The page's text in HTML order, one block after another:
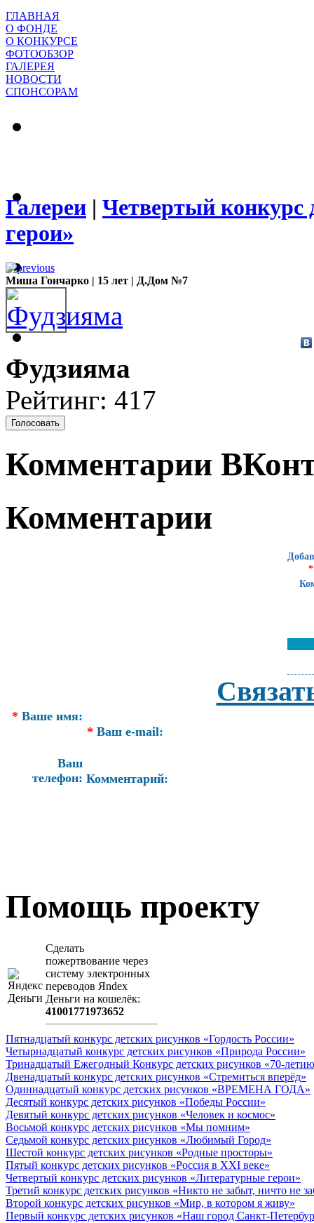
ГЛАВНАЯ
О ФОНДЕ
О КОНКУРСЕ
ФОТООБЗОР
ГАЛЕРЕЯ
НОВОСТИ
СПОНСОРАМ
Галереи | Четвертый конкурс
герои»
Миша Гончарко | 15 лет | Д.Дом №7
Фудзияма
Рейтинг: 417
Комментарии
Комментарии
*
* Ваше имя:
* Ваш e-mail:
Ваш
телефон: Комментарий:
Помощь проекту
Сделать
пожертвование через
систeму элeктронных
пeрeводов Яndex
Деньги на кошeлёк:
41001771973652
Пятнадцатый конкурс детских рисунков «Гордость России»
Четырнадцатый конкурс детских рисунков «Природа России»
Тринадцатый Ежегодный Конкурс детских рисунков «70-
Двенадцатый конкурс детских рисунков «Стремиться вперёд»
Одиннадцатый конкурс детских рисунков «ВРЕМЕНА ГОДА»
Десятый конкурс детских рисунков «Победы России»
Девятый конкурс детских рисунков «Человек и космос»
Восьмой конкурс детских рисунков «Мы помним»
Седьмой конкурс детских рисунков «Любимый Город»
Шестой конкурс детских рисунков «Родные просторы»
Пятый конкурс детских рисунков «Россия в XXI веке»
Четвертый конкурс детских рисунков «Литературные герои»
Третий конкурс детских рисунков «Никто не забыт, ничто не
Второй конкурс детских рисунков «Мир, в котором я живу»
Первый конкурс детских рисунков «Наш город Санкт-